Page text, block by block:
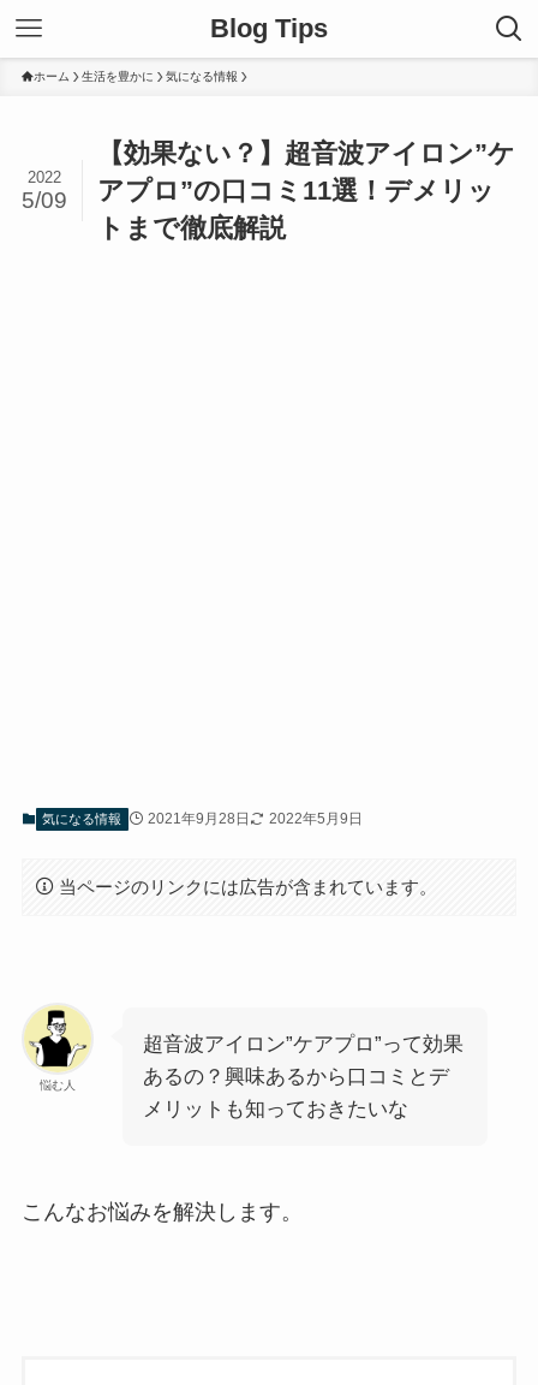
Blog Tips
ホーム 生活を豊かに 気になる情報
【効果ない？】超音波アイロン”ケ
アプロ”の口コミ11選！デメリッ
トまで徹底解説
2022
5/09
気になる情報 2021年9月28日 2022年5月9日
当ページのリンクには広告が含まれています。
悩む人
超音波アイロン”ケアプロ”って効果
あるの？興味あるから口コミとデ
メリットも知っておきたいな
こんなお悩みを解決します。